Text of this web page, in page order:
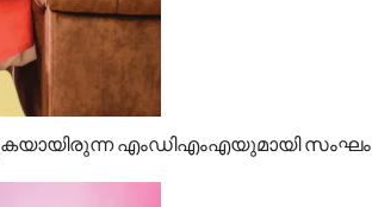
എംഡിഎംഎയുമായി സംഘം